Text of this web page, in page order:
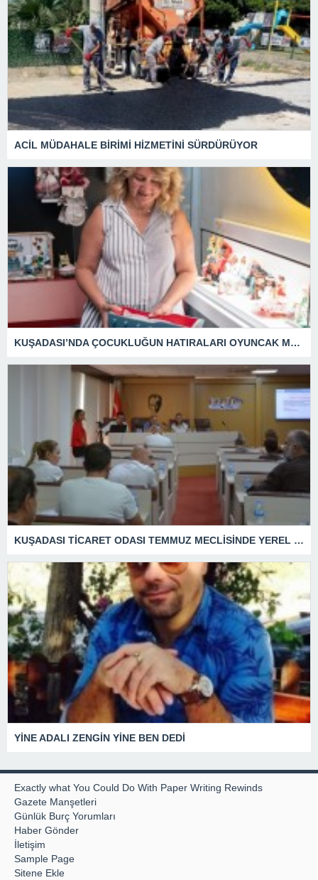
ACİL MÜDAHALE BİRİMİ HİZMETİNİ SÜRDÜRÜYOR
KUŞADASI’NDA ÇOCUKLUĞUN HATIRALARI OYUNCAK MÜZESİNDE HAYAT BULACAK
KUŞADASI TİCARET ODASI TEMMUZ MECLİSİNDE YEREL İŞLETMELERE ANLAMLI DESTEK
YİNE ADALI ZENGİN YİNE BEN DEDİ
Exactly what You Could Do With Paper Writing Rewinds
Gazete Manşetleri
Günlük Burç Yorumları
Haber Gönder
İletişim
Sample Page
Sitene Ekle